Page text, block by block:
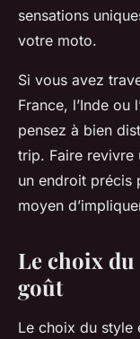
sensations
votre moto.
Si vous avez
France, l’Inde ou
pensez à bien
trip. Faire revivre
un endroit précis
moyen
Le choix du
goût
Le choix du style